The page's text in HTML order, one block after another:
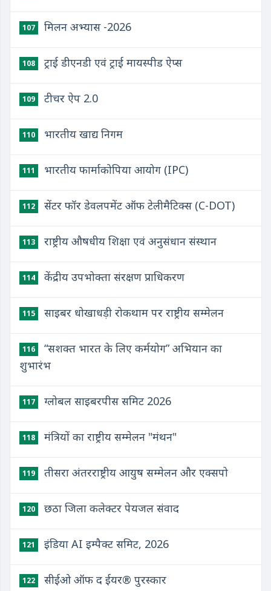
107 मिलन अभ्यास -2026
108 ट्राई डीएनडी एवं ट्राई मायस्पीड ऐप्स
109 टीचर ऐप 2.0
110 भारतीय खाद्य निगम
111 भारतीय फार्माकोपिया आयोग (IPC)
112 सेंटर फॉर डेवलपमेंट ऑफ टेलीमैटिक्स (C-DOT)
113 राष्ट्रीय औषधीय शिक्षा एवं अनुसंधान संस्थान
114 केंद्रीय उपभोक्ता संरक्षण प्राधिकरण
115 साइबर धोखाधड़ी रोकथाम पर राष्ट्रीय सम्मेलन
116
“सशक्त भारत के लिए कर्मयोग” अभियान का
शुभारंभ
117 ग्लोबल साइबरपीस समिट 2026
118 मंत्रियों का राष्ट्रीय सम्मेलन "मंथन"
119 तीसरा अंतरराष्ट्रीय आयुष सम्मेलन और एक्सपो
120 छठा जिला कलेक्टर पेयजल संवाद
121 इंडिया AI इम्पैक्ट समिट, 2026
122 सीईओ ऑफ द ईयर® पुरस्कार